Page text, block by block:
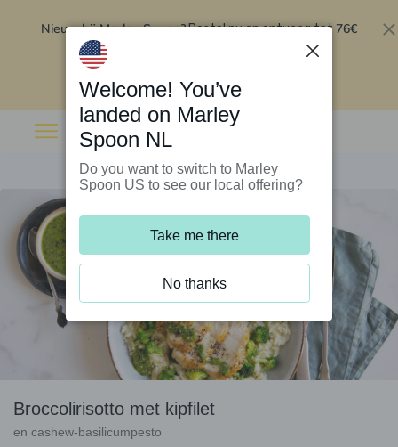
Nieuw bij Marley Spoon?Bestel nu en ontvang tot 76€
Broccolirisotto met kipfilet
en cashew-basilicumpesto
Welcome! You’ve
landed on Marley
Spoon NL
Do you want to switch to Marley
Spoon US to see our local offering?
Take me there
No thanks